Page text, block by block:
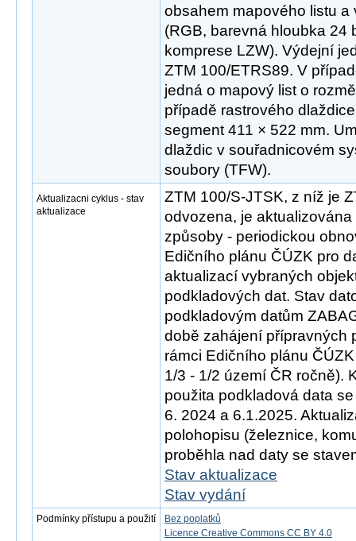
obsahem mapového listu a
(RGB, barevná hloubka 24
komprese LZW). Výdejní
ZTM 100/ETRS89. V
jedná o mapový list o
případě rastrového
segment 411 × 522 mm.
dlaždic v souřadnicovém
soubory (TFW).
Aktualizacni cyklus - stav
aktualizace
ZTM 100/S-JTSK, z níž je
odvozena, je
způsoby - periodickou
Edičního plánu ČÚZK pro
aktualizací vybraných
podkladových dat. Stav
podkladovým datům
době zahájení přípravných
rámci Edičního plánu
1/3 - 1/2 území ČR ročně).
použita podkladová data
6. 2024 a 6.1.2025.
polohopisu (železnice,
proběhla nad daty se
Stav aktualizace
Stav vydání
Podmínky přístupu a použití
Bez poplatků
Licence Creative Commons CC BY 4.0